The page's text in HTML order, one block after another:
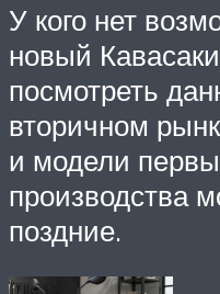
У кого нет
новый
посмотреть
вторичном
и модели
производства
поздние.